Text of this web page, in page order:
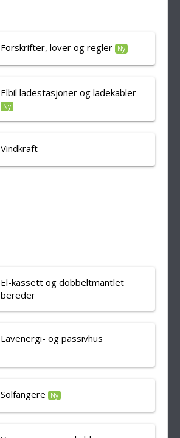
Forskrifter, lover og regler Ny
Elbil ladestasjoner og ladekabler
Ny
Vindkraft
El-kassett og dobbeltmantlet
bereder
Lavenergi- og passivhus
Solfangere Ny